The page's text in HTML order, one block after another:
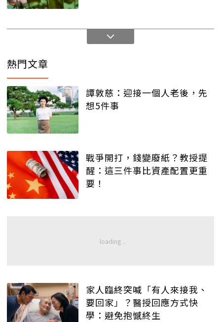
熱門文章
譚敦慈：迎接一個人老後，先
想5件事
戰爭開打，錢變廢紙？教授提
醒：這三件事比資產配置更重
要！
家人臨終突喊「有人來接我、
要回家」？醫授回應方式快
學：避免抱憾終生